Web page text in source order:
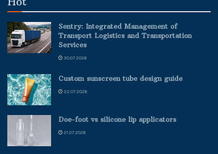
Sentry: Integrated Management of
Transport Logistics and Transportation
Services
30.07.2026
Custom sunscreen tube design guide
22.07.2026
Doe-foot vs silicone lip applicators
21.07.2026